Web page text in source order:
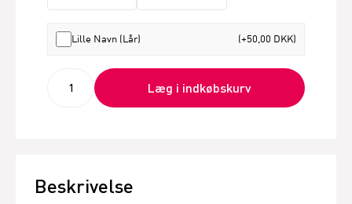
Lille Navn (Lår) (+50,00 DKK)
Læg i indkøbskurv
Beskrivelse